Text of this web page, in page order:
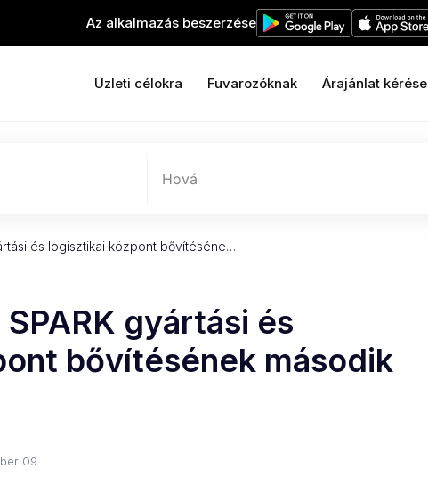
Az alkalmazás beszerzése
Üzleti célokra Fuvarozóknak Árajánlat kérése
Hová
és logisztikai központ bővítéséne…
gyártási és
bővítésének második
09.